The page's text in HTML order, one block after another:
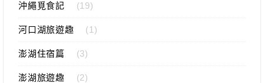
沖繩覓食記 (19)
河口湖旅遊趣 (1)
澎湖住宿篇 (3)
澎湖旅遊趣 (2)